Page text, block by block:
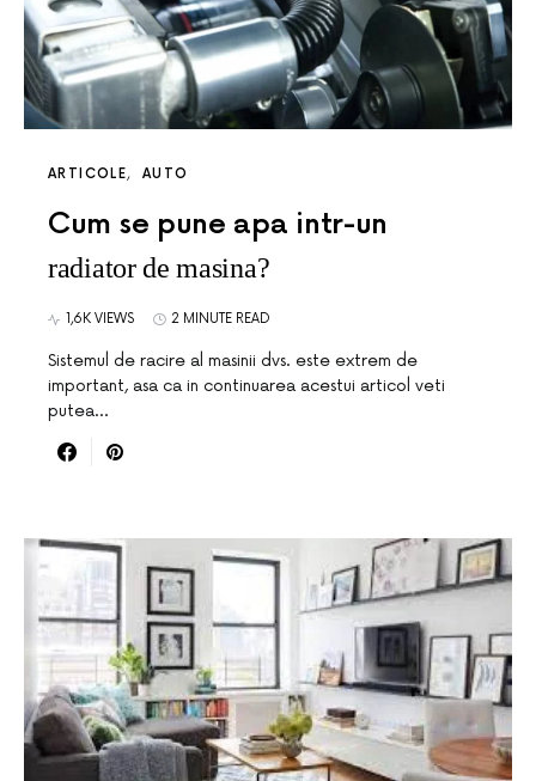
ARTICOLE AUTO
Cum se pune apa intr-un
radiator de masina?
1,6K VIEWS 2 MINUTE READ
Sistemul de racire al masinii dvs. este extrem de
important, asa ca in continuarea acestui articol veti
putea…